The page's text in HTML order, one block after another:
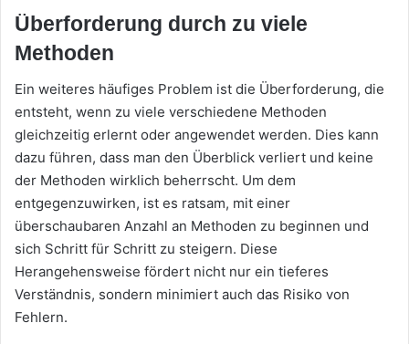
Überforderung durch zu viele
Methoden
Ein weiteres häufiges Problem ist die Überforderung, die
entsteht, wenn zu viele verschiedene Methoden
gleichzeitig erlernt oder angewendet werden. Dies kann
dazu führen, dass man den Überblick verliert und keine
der Methoden wirklich beherrscht. Um dem
entgegenzuwirken, ist es ratsam, mit einer
überschaubaren Anzahl an Methoden zu beginnen und
sich Schritt für Schritt zu steigern. Diese
Herangehensweise fördert nicht nur ein tieferes
Verständnis, sondern minimiert auch das Risiko von
Fehlern.